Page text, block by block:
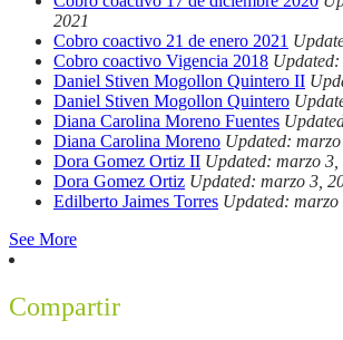
2021
Cobro coactivo 21 de enero 2021
Cobro coactivo Vigencia 2018 Updated:
Daniel Stiven Mogollon Quintero II
Daniel Stiven Mogollon Quintero
Diana Carolina Moreno Fuentes
Diana Carolina Moreno Updated:
Dora Gomez Ortiz II Updated: marzo 3,
Dora Gomez Ortiz Updated: marzo 3,
Edilberto Jaimes Torres Updated: marzo
See More
Compartir